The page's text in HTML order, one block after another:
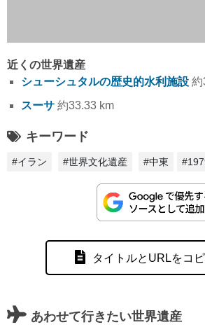
近くの世界遺産
シューシュタルの歴史的水利施設 約
スーサ 約33.33 km
キーワード
#イラン #世界文化遺産 #中東
タイトルとURLをコ
あわせて行きたい世界遺産